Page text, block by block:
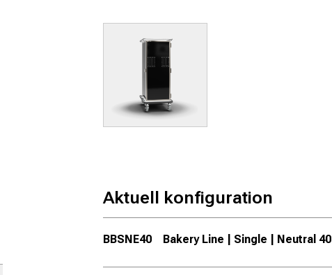
Aktuell konfiguration
BBSNE40 Bakery Line | Single | Neutral 40